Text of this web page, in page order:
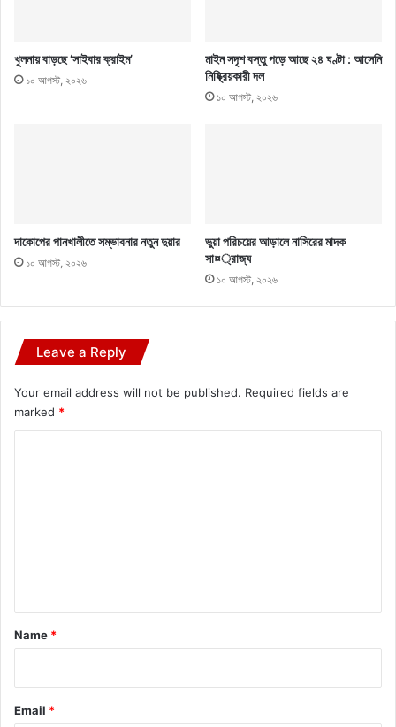
খুলনায় বাড়ছে ‘সাইবার ক্রাইম’
১০ আগস্ট, ২০২৬
মাইন সদৃশ বস্তু পড়ে আছে ২৪ ঘণ্টা : আসেনি
নিষ্ক্রিয়কারী দল
১০ আগস্ট, ২০২৬
দাকোপের পানখালীতে সম্ভাবনার নতুন দুয়ার
১০ আগস্ট, ২০২৬
ভুয়া পরিচয়ের আড়ালে নাসিরের মাদক
সা¤্রাজ্য
১০ আগস্ট, ২০২৬
Leave a Reply
Your email address will not be published. Required fields are
marked *
*
Name *
Email *